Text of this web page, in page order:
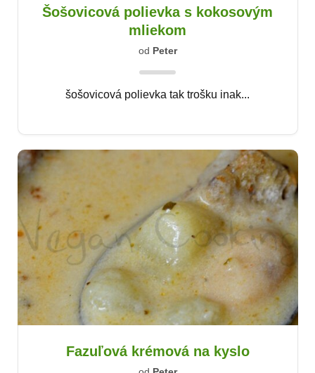
Šošovicová polievka s kokosovým
mliekom
od Peter
šošovicová polievka tak trošku inak...
Fazuľová krémová na kyslo